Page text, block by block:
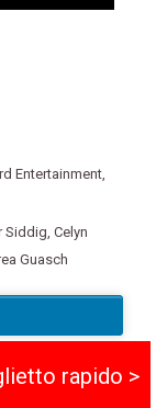
Entertainment
Siddig Celyn
Guasch
rapido >